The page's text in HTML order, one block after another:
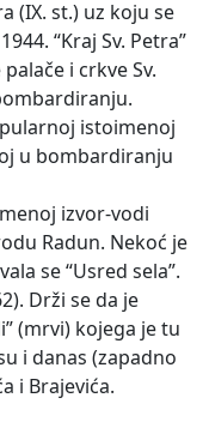
(IX. st.) uz koju se
“Kraj Sv. Petra”
i crkve Sv.
istoimenoj
u bombardiranju
izvor-vodi
Radun. Nekoć je
se “Usred sela”.
Drži se da je
(mrvi) kojega je tu
i danas (zapadno
i Brajevića.